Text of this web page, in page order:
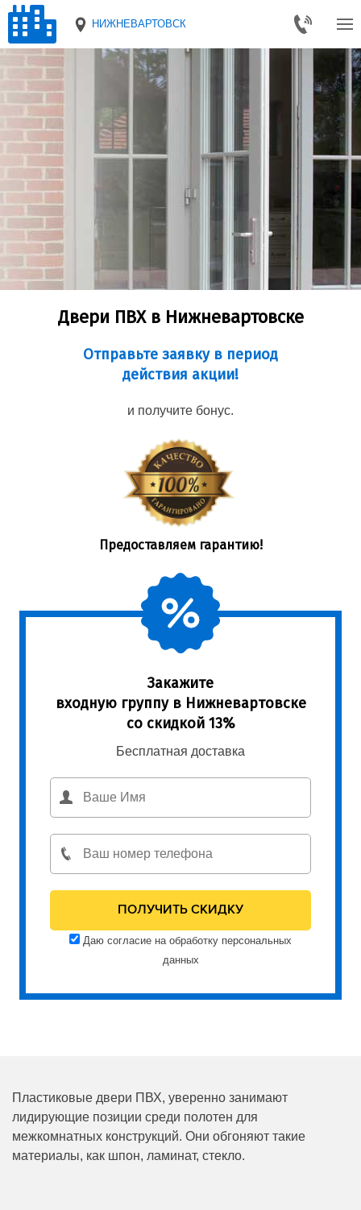
НИЖНЕВАРТОВСК
Двери ПВХ в Нижневартовске
Отправьте заявку в период
действия акции!
и получите бонус.
Предоставляем гарантию!
Закажите
входную группу в Нижневартовске
со скидкой 13%
Бесплатная доставка
Даю согласие на обработку персональных
данных
Пластиковые двери ПВХ, уверенно занимают
лидирующие позиции среди полотен для
межкомнатных конструкций. Они обгоняют такие
материалы, как шпон, ламинат, стекло.